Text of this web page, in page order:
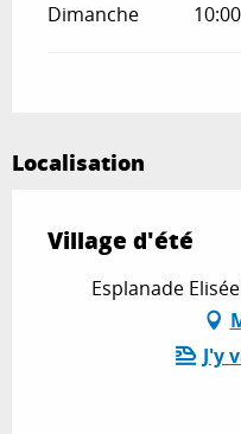
Dimanche
Localisation
Village d'été
Esplanade
J'y